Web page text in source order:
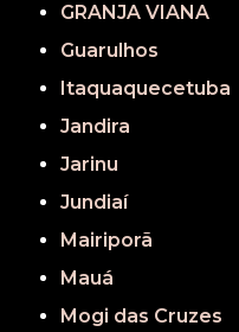
GRANJA VIANA
Guarulhos
Itaquaquecetuba
Jandira
Jarinu
Jundiaí
Mairiporã
Mauá
Mogi das Cruzes